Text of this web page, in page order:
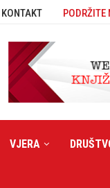
KONTAKT PODRŽITE
VJERA